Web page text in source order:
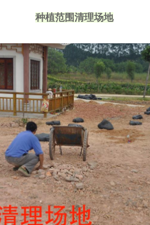
种植范围清理场地